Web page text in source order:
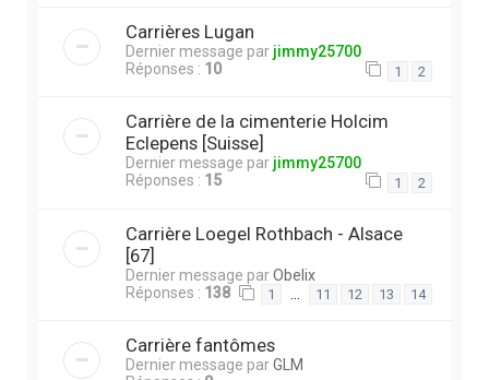
Carrières Lugan
Dernier message par jimmy25700
Réponses : 10 1 2
Carrière de la cimenterie Holcim
Eclepens [Suisse]
Dernier message par jimmy25700
Réponses : 15 1 2
Carrière Loegel Rothbach - Alsace
[67]
Dernier message parObelix
Réponses : 138 1 11 12 13 14
Carrière fantômes
Dernier message parGLM